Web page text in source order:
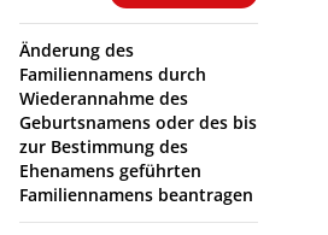
Änderung des
Familiennamens durch
Wiederannahme des
Geburtsnamens oder des bis
zur Bestimmung des
Ehenamens geführten
Familiennamens beantragen